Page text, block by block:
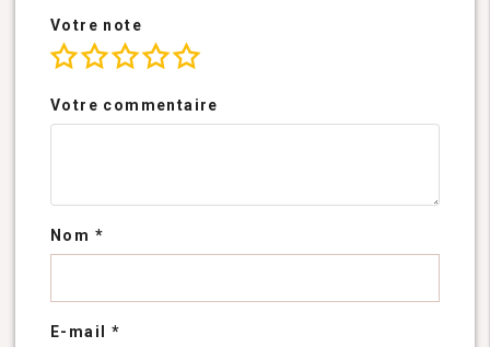
Votre note
Votre commentaire
Nom *
E-mail *